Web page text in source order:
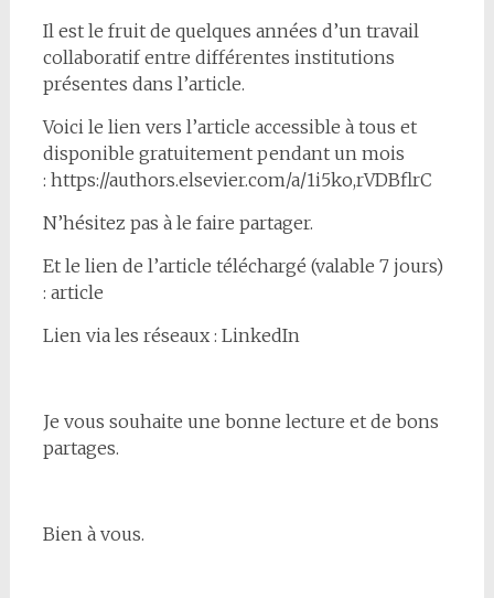
Il est le fruit de quelques années d’un travail
collaboratif entre différentes institutions
présentes dans l’article.
Voici le lien vers l’article accessible à tous et
disponible gratuitement pendant un mois
: https://authors.elsevier.com/a/1i5ko,rVDBflrC
N’hésitez pas à le faire partager.
Et le lien de l’article téléchargé (valable 7 jours)
: article
Lien via les réseaux : LinkedIn
Je vous souhaite une bonne lecture et de bons
partages.
Bien à vous.